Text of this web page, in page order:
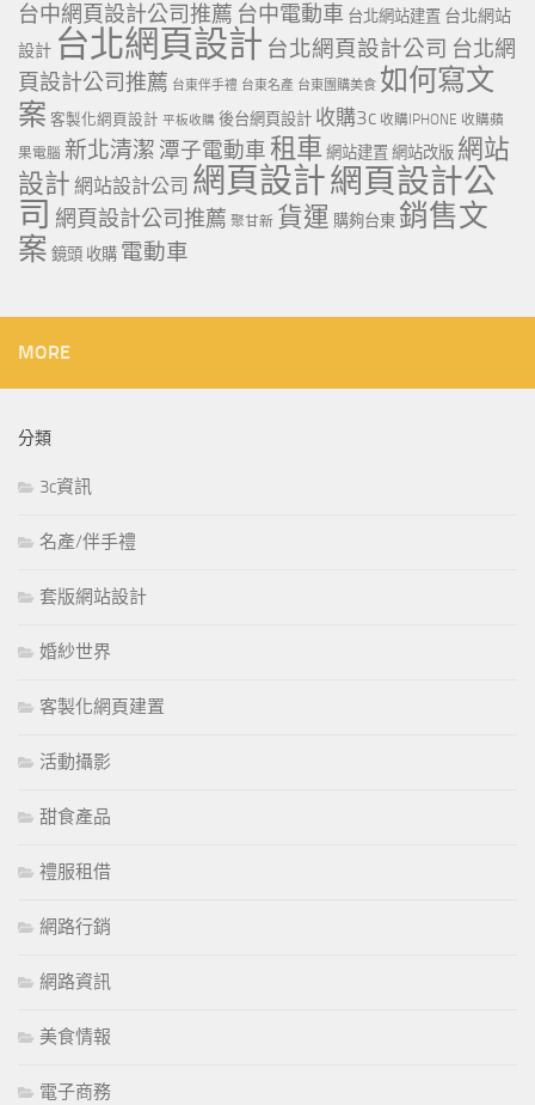
台中網頁設計公司推薦 台中電動車 台北網站建置 台北網站
設計 台北網頁設計 台北網頁設計公司 台北網
頁設計公司推薦 台東伴手禮 台東名產 台東團購美食 如何寫文
案 客製化網頁設計 平板收購 後台網頁設計 收購3c 收購IPHONE 收購蘋
果電腦 新北清潔 潭子電動車租車 網站建置 網站改版 網站
設計 網站設計公司 網頁設計網頁設計公
司 網頁設計公司推薦 聚甘新 貨運 購夠台東 銷售文
案 鏡頭 收購 電動車
MORE
分類
3c資訊
名產/伴手禮
套版網站設計
婚紗世界
客製化網頁建置
活動攝影
甜食產品
禮服租借
網路行銷
網路資訊
美食情報
電子商務